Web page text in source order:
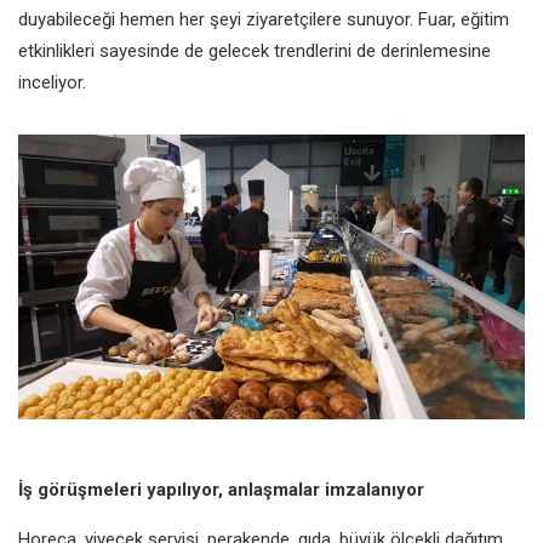
duyabileceği hemen her şeyi ziyaretçilere sunuyor. Fuar, eğitim
etkinlikleri sayesinde de gelecek trendlerini de derinlemesine
inceliyor.
İş görüşmeleri yapılıyor, anlaşmalar imzalanıyor